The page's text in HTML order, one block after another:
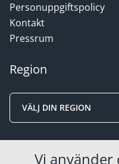
Personuppgiftspolicy
Kontakt
Pressrum
Region
VÄLJ DIN REGION
Vi använder